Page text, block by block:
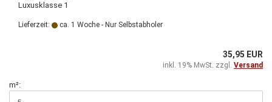
Luxusklasse 1
Lieferzeit: ca. 1 Woche - Nur Selbstabholer
35,95 EUR
inkl. 19% MwSt. zzgl. Versand
m²: